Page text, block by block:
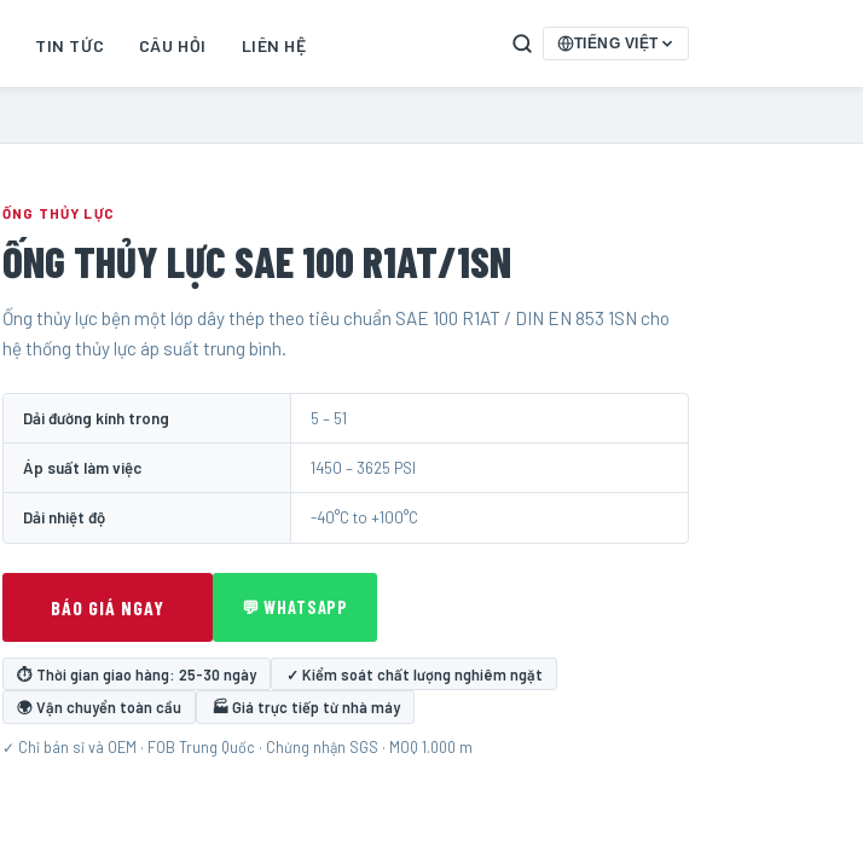
TIN TỨC CÂU HỎI LIÊN HỆ TIẾNG VIỆT
ỐNG THỦY LỰC
ỐNG THỦY LỰC SAE 100 R1AT/1SN
Ống thủy lực bện một lớp dây thép theo tiêu chuẩn SAE 100 R1AT / DIN EN 853 1SN cho
hệ thống thủy lực áp suất trung bình.
Dải đường kính trong 5 – 51
Áp suất làm việc 1450 – 3625 PSI
Dải nhiệt độ -40°C to +100°C
BÁO GIÁ NGAY 💬 WHATSAPP
⏱ Thời gian giao hàng: 25-30 ngày
✓ Kiểm soát chất lượng nghiêm ngặt
🌍 Vận chuyển toàn cầu
🏭 Giá trực tiếp từ nhà máy
✓ Chỉ bán sỉ và OEM · FOB Trung Quốc · Chứng nhận SGS · MOQ 1.000 m